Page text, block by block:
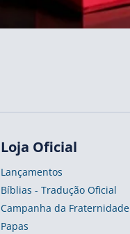
Loja Oficial
Lançamentos
Bíblias - Tradução Oficial
Campanha da Fraternidade
Papas